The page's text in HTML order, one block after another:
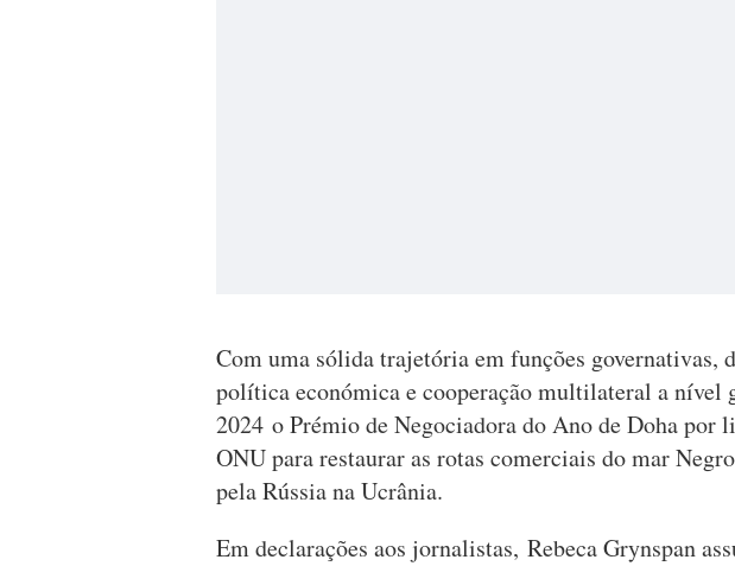
Com uma sólida trajetória em funções governativas,
política económica e cooperação multilateral a nível
2024 o Prémio de Negociadora do Ano de Doha por
ONU para restaurar as rotas comerciais do mar
pela Rússia na Ucrânia.
Em declarações aos jornalistas, Rebeca Grynspan